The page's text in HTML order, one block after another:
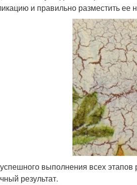
и правильно разместить ее
выполнения всех этапов
результат.